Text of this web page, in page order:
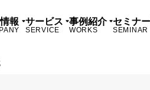
報 サービス
SERVICE
事例紹介
WORKS
セミナ
SEMINAR